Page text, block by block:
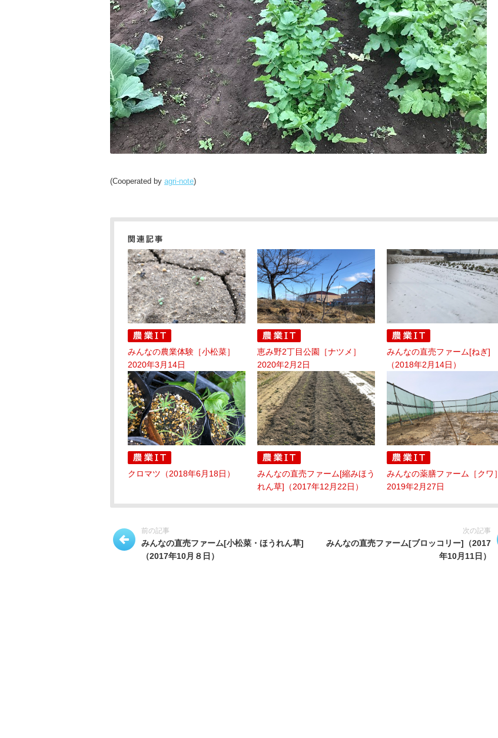
(Cooperated by agri-note)
みんなの農業体験［小松菜］
2020年3月14日
恵み野2丁目公園［ナツメ］
2020年2月2日
みんなの直売ファーム[ねぎ]
（2018年2月14日）
クロマツ（2018年6月18日）
みんなの直売ファーム[縮みほう
れん草]（2017年12月22日）
みんなの薬膳ファーム［クワ］
2019年2月27日
前の記事
みんなの直売ファーム[小松菜・ほうれん草]
（2017年10月８日）
次の記事
みんなの直売ファーム[ブロッコリー]（2017
年10月11日）